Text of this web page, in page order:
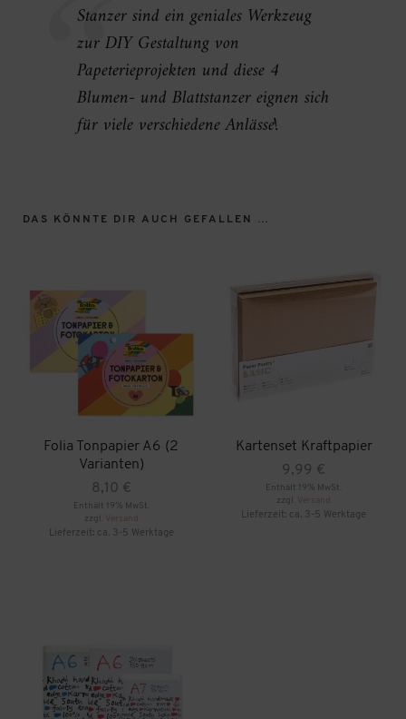
Stanzer sind ein geniales Werkzeug
zur DIY Gestaltung von
Papeterieprojekten und diese 4
Blumen- und Blattstanzer eignen sich
für viele verschiedene Anlässe!
DAS KÖNNTE DIR AUCH GEFALLEN …
Folia Tonpapier A6 (2
Varianten)
8,10 €
Enthält 19% MwSt.
zzgl. Versand
Lieferzeit: ca. 3-5 Werktage
Optionen
können
Kartenset Kraftpapier
9,99 €
Enthält 19% MwSt.
zzgl. Versand
Lieferzeit: ca. 3-5 Werktage